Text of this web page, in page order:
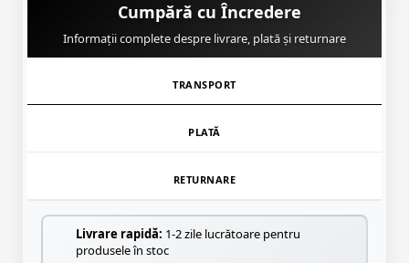
Cumpără cu Încredere
Informații complete despre livrare, plată și returnare
TRANSPORT
PLATĂ
RETURNARE
Livrare rapidă: 1-2 zile lucrătoare pentru
produsele în stoc